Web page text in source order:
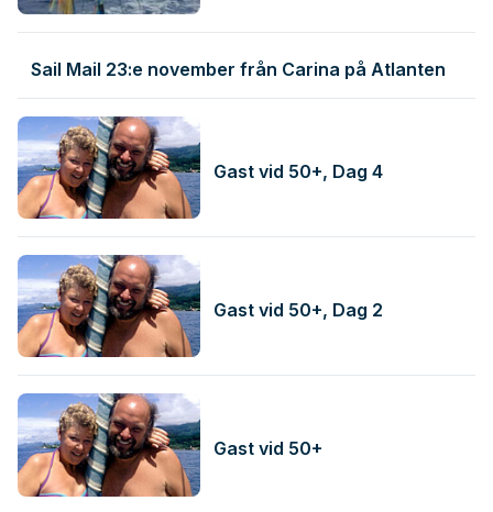
Sail Mail 23:e november från Carina på Atlanten
Gast vid 50+, Dag 4
Gast vid 50+, Dag 2
Gast vid 50+